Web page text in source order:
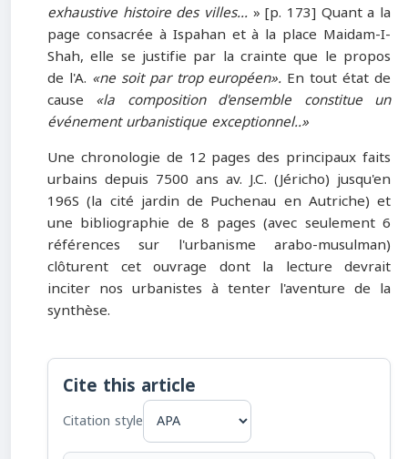
exhaustive histoire des villes... » [p. 173] Quant a la
page consacrée à Ispahan et à la place Maidam-I-
Shah, elle se justifie par la crainte que le propos
de l'A. «ne soit par trop européen». En tout état de
cause «la composition d'ensemble constitue un
événement urbanistique exceptionnel..»
Une chronologie de 12 pages des principaux faits
urbains depuis 7500 ans av. J.C. (Jéricho) jusqu'en
196S (la cité jardin de Puchenau en Autriche) et
une bibliographie de 8 pages (avec seulement 6
références sur l'urbanisme arabo-musulman)
clôturent cet ouvrage dont la lecture devrait
inciter nos urbanistes à tenter l'aventure de la
synthèse.
Cite this article
Citation style